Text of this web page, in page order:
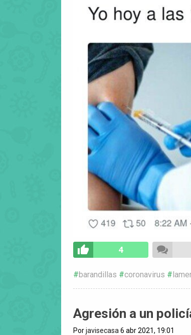
4
barandillas coronavirus
Agresión a un
Porjavisecasa6 abr 2021, 19:01